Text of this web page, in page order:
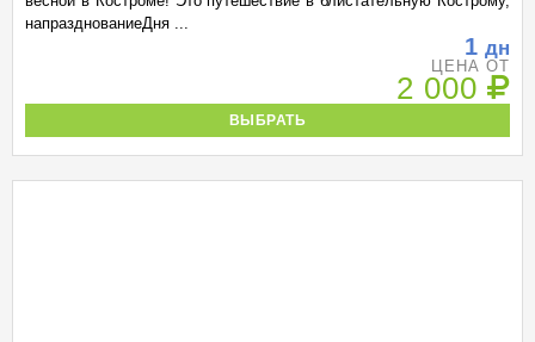
напразднованиеДня ...
1 дн
ЦЕНА ОТ
2 000
ВЫБРАТЬ